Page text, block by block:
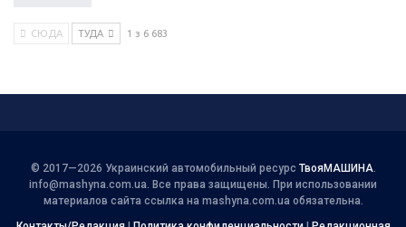
СЮДА ТУДА 1 з 6 683
© 2017—2026 Украинский автомобильный ресурс ТвояМАШИНА.
info@mashyna.com.ua. Все права защищены. При использовании
материалов сайта ссылка на mashyna.com.ua обязательна.